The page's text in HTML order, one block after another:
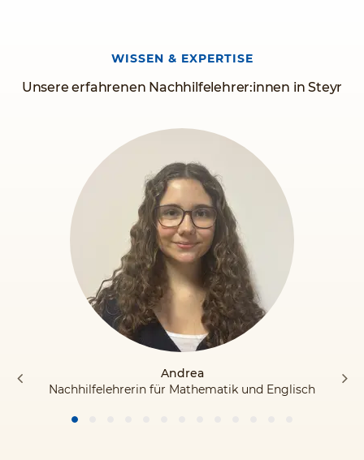
Unsere erfahrenen Nachhilfelehrer:innen in Steyr
WISSEN & EXPERTISE
Andrea
Nachhilfelehrerin für Mathematik und Englisch